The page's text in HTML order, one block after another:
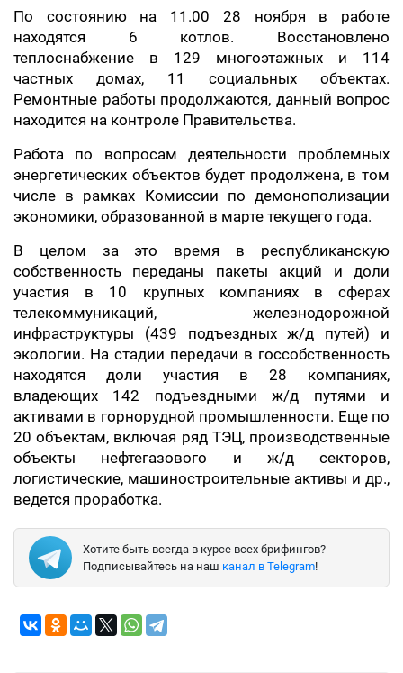
По состоянию на 11.00 28 ноября в работе
находятся 6 котлов. Восстановлено
теплоснабжение в 129 многоэтажных и 114
частных домах, 11 социальных объектах.
Ремонтные работы продолжаются, данный вопрос
находится на контроле Правительства.
Работа по вопросам деятельности проблемных
энергетических объектов будет продолжена, в том
числе в рамках Комиссии по демонополизации
экономики, образованной в марте текущего года.
В целом за это время в республиканскую
собственность переданы пакеты акций и доли
участия в 10 крупных компаниях в сферах
телекоммуникаций, железнодорожной
инфраструктуры (439 подъездных ж/д путей) и
экологии. На стадии передачи в госсобственность
находятся доли участия в 28 компаниях,
владеющих 142 подъездными ж/д путями и
активами в горнорудной промышленности. Еще по
20 объектам, включая ряд ТЭЦ, производственные
объекты нефтегазового и ж/д секторов,
логистические, машиностроительные активы и др.,
ведется проработка.
Хотите быть всегда в курсе всех брифингов?
Подписывайтесь на наш канал в Telegram!